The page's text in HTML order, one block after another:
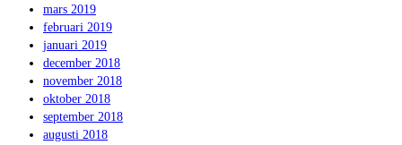
mars 2019
februari 2019
januari 2019
december 2018
november 2018
oktober 2018
september 2018
augusti 2018